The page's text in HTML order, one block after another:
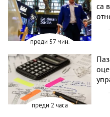
преди 57 мин.
са
преди 2 часа